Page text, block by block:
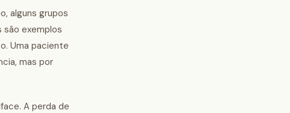
alguns grupos
exemplos
Uma paciente
mas por
A perda de